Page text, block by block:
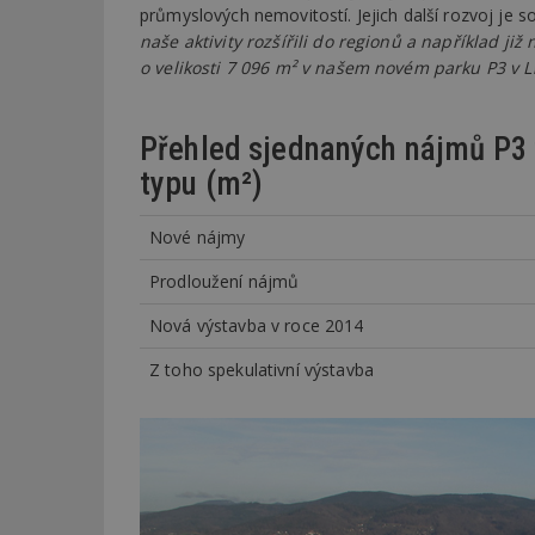
průmyslových nemovitostí. Jejich další rozvoj je
naše aktivity rozšířili do regionů a například již
o velikosti 7 096 m² v našem novém parku P3 v
Přehled sjednaných nájmů
typu (m²)
Nové nájmy
Prodloužení nájmů
Nová výstavba v roce 2014
Z toho spekulativní výstavba
_dc_gtm_UA-